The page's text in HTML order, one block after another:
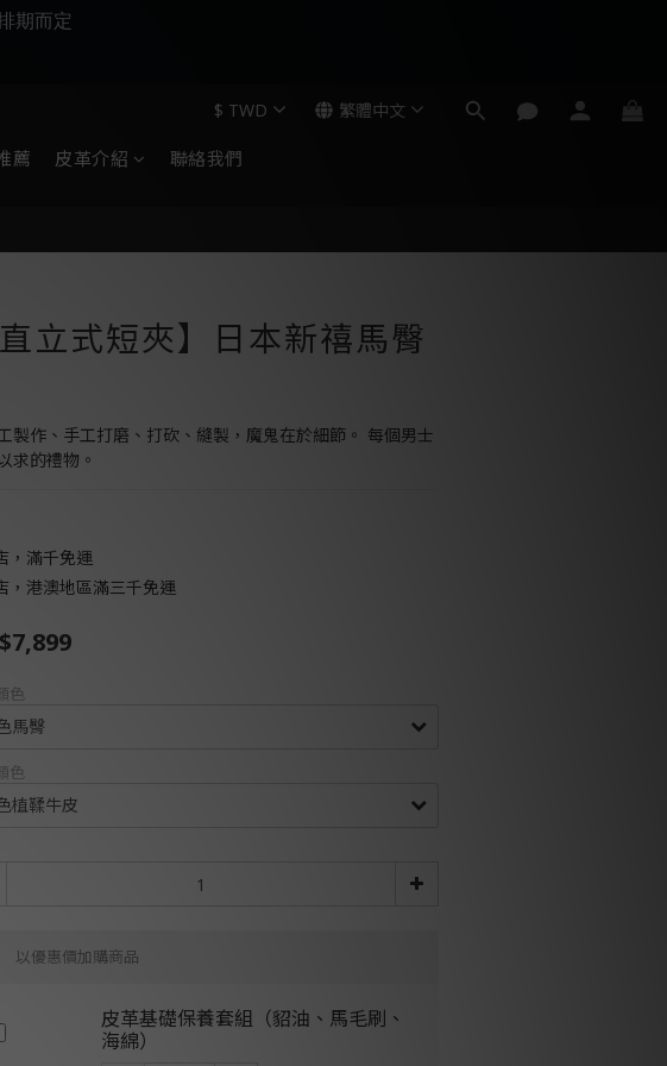
薦 皮革介紹 聯絡我們
$ TWD 繁體中文
直立式短夾】日本新禧馬臀
製作、手工打磨、打砍、縫製，魔鬼在於細節。 每個男士
求的禮物。
，滿千免運
，港澳地區滿三千免運
色
色
以優惠價加購商品
皮革基礎保養套組（貂油、馬毛刷、
海綿）
期而定